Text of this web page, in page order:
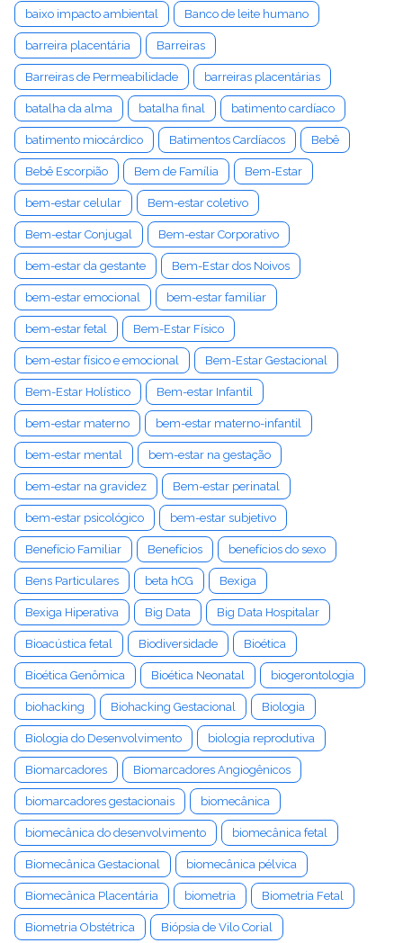
baixo impacto ambiental Banco de leite humano
barreira placentária Barreiras
Barreiras de Permeabilidade barreiras placentárias
batalha da alma batalha final batimento cardíaco
batimento miocárdico Batimentos Cardíacos Bebê
Bebê Escorpião Bem de Família Bem-Estar
bem-estar celular Bem-estar coletivo
Bem-estar Conjugal Bem-estar Corporativo
bem-estar da gestante Bem-Estar dos Noivos
bem-estar emocional bem-estar familiar
bem-estar fetal Bem-Estar Físico
bem-estar físico e emocional Bem-Estar Gestacional
Bem-Estar Holístico Bem-estar Infantil
bem-estar materno bem-estar materno-infantil
bem-estar mental bem-estar na gestação
bem-estar na gravidez Bem-estar perinatal
bem-estar psicológico bem-estar subjetivo
Benefício Familiar Benefícios benefícios do sexo
Bens Particulares beta hCG Bexiga
Bexiga Hiperativa Big Data Big Data Hospitalar
Bioacústica fetal Biodiversidade Bioética
Bioética Genômica Bioética Neonatal biogerontologia
biohacking Biohacking Gestacional Biologia
Biologia do Desenvolvimento biologia reprodutiva
Biomarcadores Biomarcadores Angiogênicos
biomarcadores gestacionais biomecânica
biomecânica do desenvolvimento biomecânica fetal
Biomecânica Gestacional biomecânica pélvica
Biomecânica Placentária biometria Biometria Fetal
Biometria Obstétrica Biópsia de Vilo Corial